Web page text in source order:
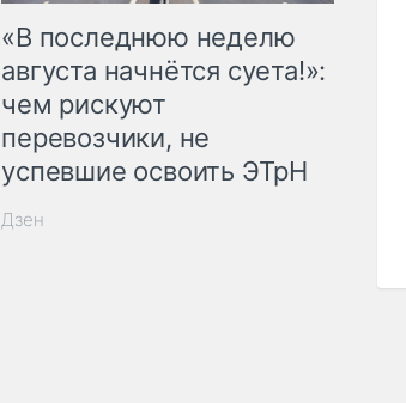
«В последнюю неделю
августа начнётся суета!»:
чем рискуют
перевозчики, не
успевшие освоить ЭТрН
Дзен